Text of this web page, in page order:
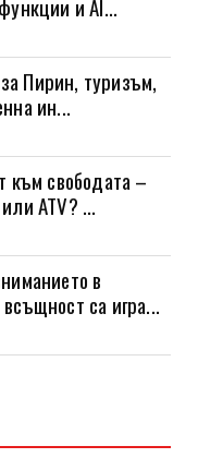
и AI...
Пирин, туризъм,
ин...
към свободата –
ATV? ...
в
са игра...